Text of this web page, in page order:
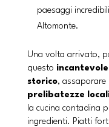
paesaggi
Altomonte.
Una volta arrivato,
questo
storico, assaporare
prelibatezze
la cucina contadina
ingredienti. Piatti